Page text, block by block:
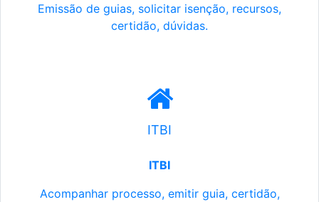
Emissão de guias, solicitar isenção, recursos,
certidão, dúvidas.
ITBI
ITBI
Acompanhar processo, emitir guia, certidão,